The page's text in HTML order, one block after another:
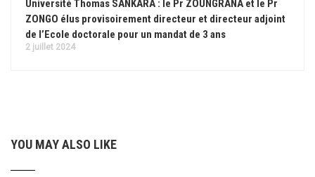
Université Thomas SANKARA : le Pr ZOUNGRANA et le Pr
ZONGO élus provisoirement directeur et directeur adjoint
de l’Ecole doctorale pour un mandat de 3 ans
2 juillet 2024
YOU MAY ALSO LIKE